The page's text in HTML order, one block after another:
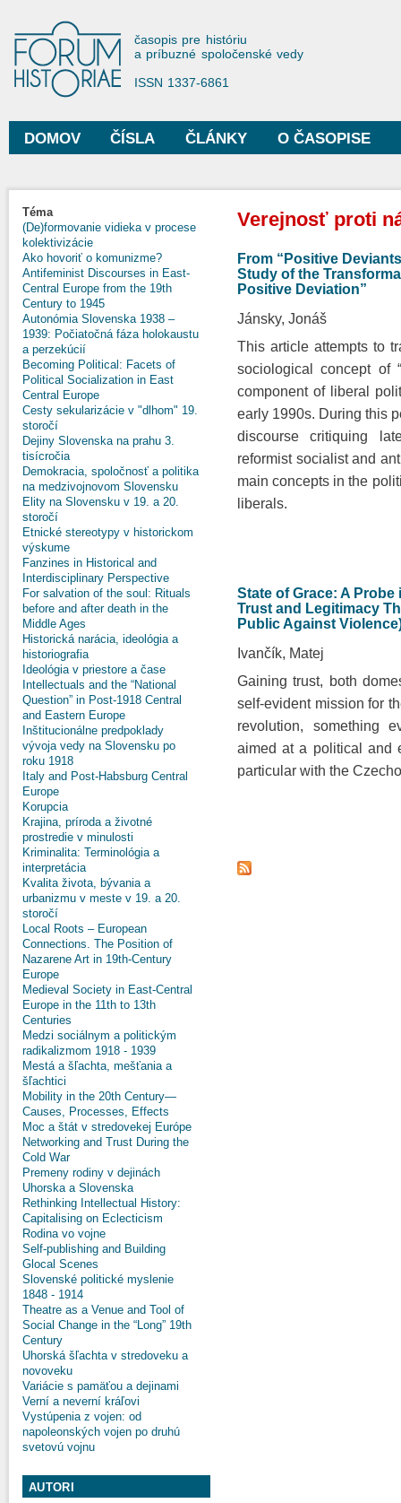
Forum Historiae
časopis pre históriu
a príbuzné spoločenské vedy
ISSN 1337-6861
Hlavné menu
DOMOV ČÍSLA ČLÁNKY O ČASOPISE
Nachádzate sa tu
Téma
(De)formovanie vidieka v procese
kolektivizácie
Ako hovoriť o komunizme?
Antifeminist Discourses in East-
Central Europe from the 19th
Century to 1945
Autonómia Slovenska 1938 –
1939: Počiatočná fáza holokaustu
a perzekúcií
Becoming Political: Facets of
Political Socialization in East
Central Europe
Cesty sekularizácie v "dlhom" 19.
storočí
Dejiny Slovenska na prahu 3.
tisícročia
Demokracia, spoločnosť a politika
na medzivojnovom Slovensku
Elity na Slovensku v 19. a 20.
storočí
Etnické stereotypy v historickom
výskume
Fanzines in Historical and
Interdisciplinary Perspective
For salvation of the soul: Rituals
before and after death in the
Middle Ages
Historická narácia, ideológia a
historiografia
Ideológia v priestore a čase
Intellectuals and the “National
Question” in Post-1918 Central
and Eastern Europe
Inštitucionálne predpoklady
vývoja vedy na Slovensku po
roku 1918
Italy and Post-Habsburg Central
Europe
Korupcia
Krajina, príroda a životné
prostredie v minulosti
Kriminalita: Terminológia a
interpretácia
Kvalita života, bývania a
urbanizmu v meste v 19. a 20.
storočí
Local Roots – European
Connections. The Position of
Nazarene Art in 19th-Century
Europe
Medieval Society in East-Central
Europe in the 11th to 13th
Centuries
Medzi sociálnym a politickým
radikalizmom 1918 - 1939
Mestá a šľachta, mešťania a
šľachtici
Mobility in the 20th Century—
Causes, Processes, Effects
Moc a štát v stredovekej Európe
Networking and Trust During the
Cold War
Premeny rodiny v dejinách
Uhorska a Slovenska
Rethinking Intellectual History:
Capitalising on Eclecticism
Rodina vo vojne
Self-publishing and Building
Glocal Scenes
Slovenské politické myslenie
1848 - 1914
Theatre as a Venue and Tool of
Social Change in the “Long” 19th
Century
Uhorská šľachta v stredoveku a
novoveku
Variácie s pamäťou a dejinami
Verní a neverní kráľovi
Vystúpenia z vojen: od
napoleonských vojen po druhú
svetovú vojnu
AUTORI
Verejnosť proti
From “Positive
Study of the
Positive Deviation”
Jánsky, Jonáš
This article attempts to
sociological concept of
component of liberal
early 1990s. During this
discourse critiquing
reformist socialist and
main concepts in the
liberals.
State of Grace: A
Trust and Legitimacy
Public Against
Ivančík, Matej
Gaining trust, both
self-evident mission for
revolution, something
aimed at a political and
particular with the